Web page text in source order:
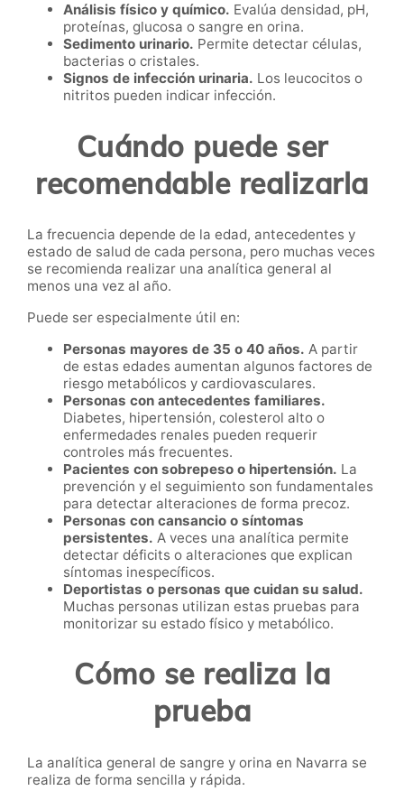
Análisis físico y químico. Evalúa densidad, pH,
proteínas, glucosa o sangre en orina.
Sedimento urinario. Permite detectar células,
bacterias o cristales.
Signos de infección urinaria. Los leucocitos o
nitritos pueden indicar infección.
Cuándo puede ser
recomendable realizarla
La frecuencia depende de la edad, antecedentes y
estado de salud de cada persona, pero muchas veces
se recomienda realizar una analítica general al
menos una vez al año.
Puede ser especialmente útil en:
Personas mayores de 35 o 40 años. A partir
de estas edades aumentan algunos factores de
riesgo metabólicos y cardiovasculares.
Personas con antecedentes familiares.
Diabetes, hipertensión, colesterol alto o
enfermedades renales pueden requerir
controles más frecuentes.
Pacientes con sobrepeso o hipertensión. La
prevención y el seguimiento son fundamentales
para detectar alteraciones de forma precoz.
Personas con cansancio o síntomas
persistentes. A veces una analítica permite
detectar déficits o alteraciones que explican
síntomas inespecíficos.
Deportistas o personas que cuidan su salud.
Muchas personas utilizan estas pruebas para
monitorizar su estado físico y metabólico.
Cómo se realiza la
prueba
La analítica general de sangre y orina en Navarra se
realiza de forma sencilla y rápida.